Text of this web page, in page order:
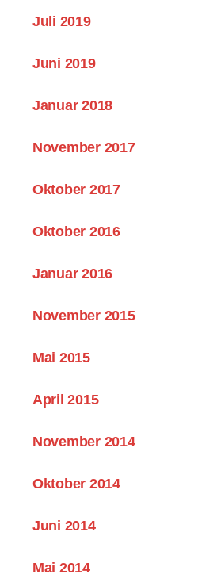
Juli 2019
Juni 2019
Januar 2018
November 2017
Oktober 2017
Oktober 2016
Januar 2016
November 2015
Mai 2015
April 2015
November 2014
Oktober 2014
Juni 2014
Mai 2014